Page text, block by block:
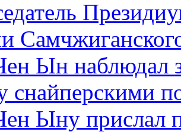
Ын наблюдал
снайперскими
Ыну прислал